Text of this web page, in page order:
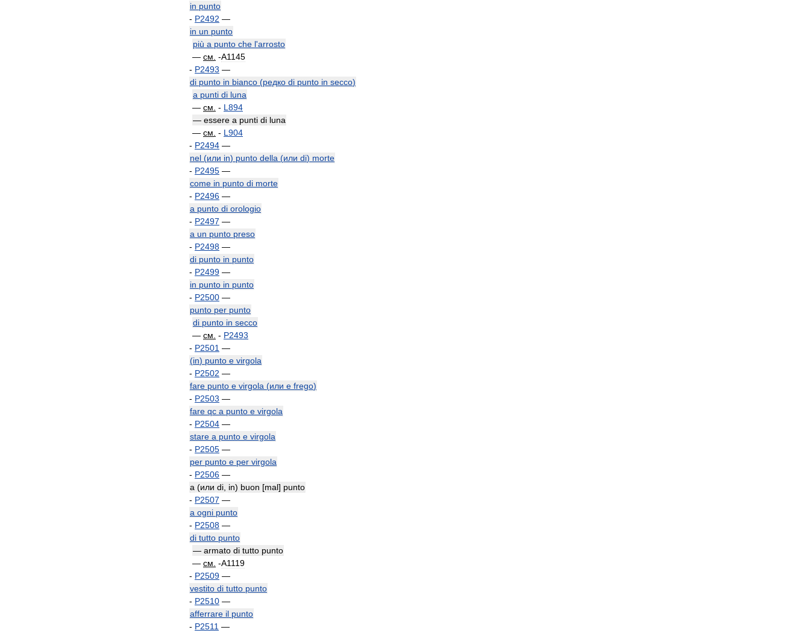
in punto
- P2492 —
in un punto
più a punto che l'arrosto
— см -A1145
- P2493 —
di punto in bianco (редко di punto in secco)
a punti di luna
— см - L894
— essere a punti di luna
— см - L904
- P2494 —
nel (или in) punto della (или di) morte
- P2495 —
come in punto di morte
- P2496 —
a punto di orologio
- P2497 —
a un punto preso
- P2498 —
di punto in punto
- P2499 —
in punto in punto
- P2500 —
punto per punto
di punto in secco
— см - P2493
- P2501 —
(in) punto e virgola
- P2502 —
fare punto e virgola (или e frego)
- P2503 —
fare qc a punto e virgola
- P2504 —
stare a punto e virgola
- P2505 —
per punto e per virgola
- P2506 —
a (или di in) buon [mal] punto
- P2507 —
a ogni punto
- P2508 —
di tutto punto
— armato di tutto punto
— см -A1119
- P2509 —
vestito di tutto punto
- P2510 —
afferrare il punto
- P2511 —